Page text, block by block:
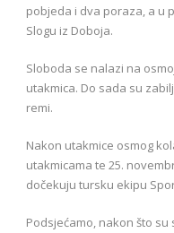
pobjeda i dva poraza, a u
Slogu iz Doboja.
Sloboda se nalazi na
utakmica. Do sada su
remi.
Nakon utakmice osmog
utakmicama te 25.
dočekuju tursku ekipu
Podsjećamo, nakon što